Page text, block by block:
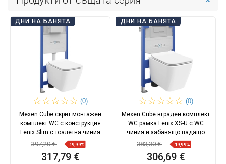
ДНИ НА БАНЯТА
(0)
Mexen Cube скрит монтажен
комплект WC с конструкция
Fenix Slim с тоалетна чиния
397,20 € -19,99%
317,79 €
ДНИ НА БАНЯТА
(0)
Mexen Cube вграден комплект
WC рамка Fenix XS-U с WC
чиния и забавящо падащо
383,30 € -19,99%
306,69 €